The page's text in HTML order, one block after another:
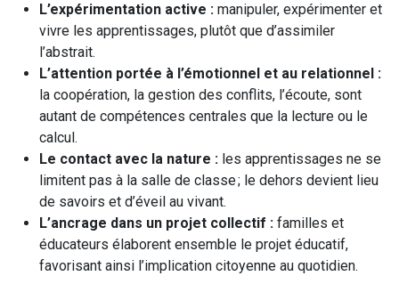
L’expérimentation active : manipuler, expérimenter et
vivre les apprentissages, plutôt que d’assimiler
l’abstrait.
L’attention portée à l’émotionnel et au relationnel :
la coopération, la gestion des conflits, l’écoute, sont
autant de compétences centrales que la lecture ou le
calcul.
Le contact avec la nature : les apprentissages ne se
limitent pas à la salle de classe ; le dehors devient lieu
de savoirs et d’éveil au vivant.
L’ancrage dans un projet collectif : familles et
éducateurs élaborent ensemble le projet éducatif,
favorisant ainsi l’implication citoyenne au quotidien.